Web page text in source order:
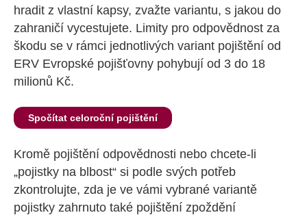
hradit z vlastní kapsy, zvažte variantu, s jakou do
zahraničí vycestujete. Limity pro odpovědnost za
škodu se v rámci jednotlivých variant pojištění od
ERV Evropské pojišťovny pohybují od 3 do 18
milionů Kč.
Spočítat celoroční pojištění
Kromě pojištění odpovědnosti nebo chcete-li
„pojistky na blbost“ si podle svých potřeb
zkontrolujte, zda je ve vámi vybrané variantě
pojistky zahrnuto také pojištění zpoždění